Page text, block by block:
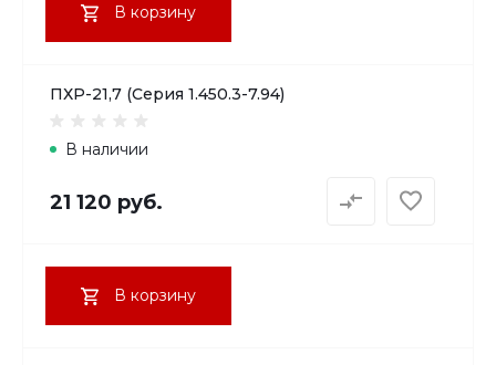
В корзину
ПХР-21,7 (Серия 1.450.3-7.94)
В наличии
21 120 руб.
В корзину